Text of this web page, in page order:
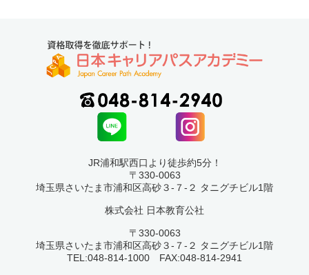
JR浦和駅西口より徒歩約5分！
〒330-0063
埼玉県さいたま市浦和区高砂３-７-２ タニグチビル1階
株式会社 日本教育公社
〒330-0063
埼玉県さいたま市浦和区高砂３-７-２ タニグチビル1階
TEL:048-814-1000 FAX:048-814-2941